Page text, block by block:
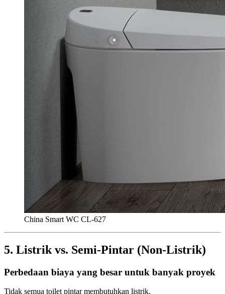
China Smart WC CL-627
5. Listrik vs. Semi-Pintar (Non-Listrik)
Perbedaan biaya yang besar untuk banyak proyek
Tidak semua toilet pintar membutuhkan listrik.